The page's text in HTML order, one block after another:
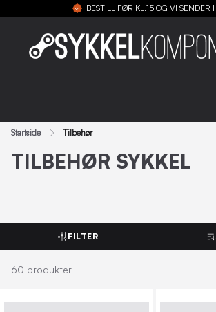
BESTILL FØR KL.15 OG VI SENDER
Startside Tilbehør
TILBEHØR SYKKEL
FILTER
60 produkter